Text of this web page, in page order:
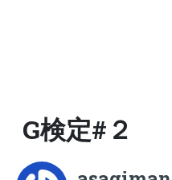
G検定#２